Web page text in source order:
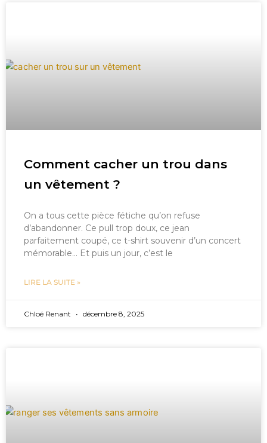
Comment cacher un trou dans
un vêtement ?
On a tous cette pièce fétiche qu’on refuse
d’abandonner. Ce pull trop doux, ce jean
parfaitement coupé, ce t-shirt souvenir d’un concert
mémorable… Et puis un jour, c’est le
LIRE LA SUITE »
Chloé Renant décembre 8, 2025